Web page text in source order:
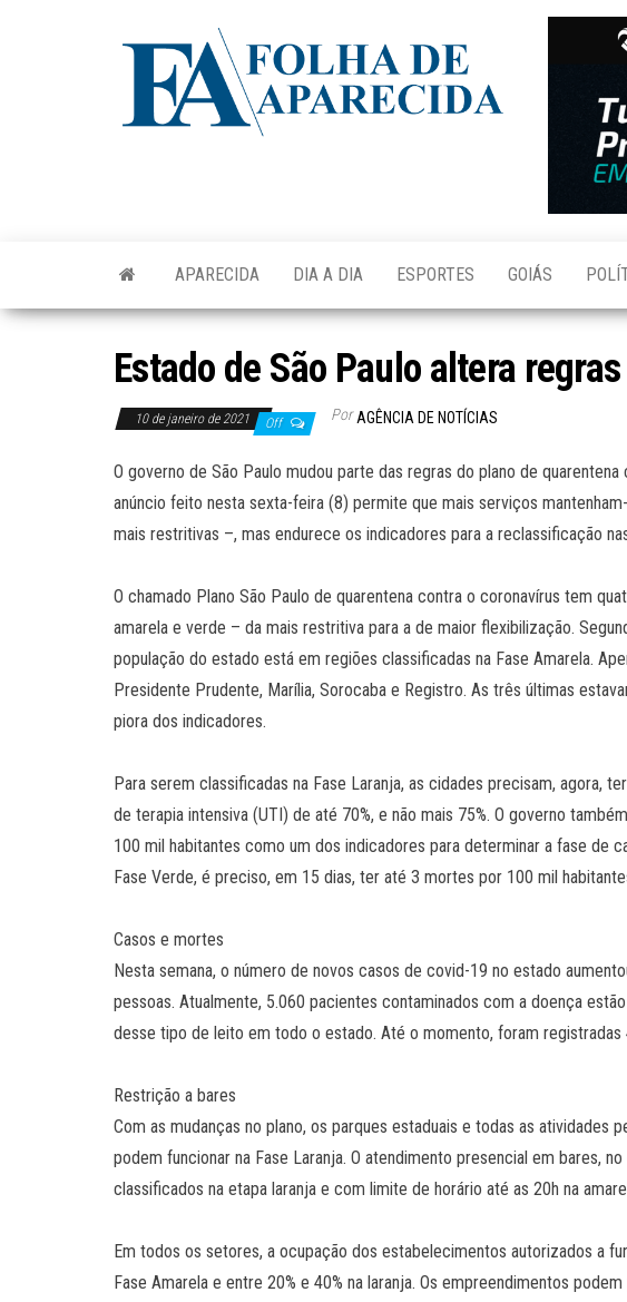
Aparecida
APARECIDA DIA A DIA ESPORTES GOIÁS
Estado de São Paulo altera
10 de janeiro de 2021 Off Por AGÊNCIA DE NOTÍCIAS
O governo de São Paulo mudou parte das regras do plano de
anúncio feito nesta sexta-feira (8) permite que mais serviços
mais restritivas –, mas endurece os indicadores para a reclassificação
O chamado Plano São Paulo de quarentena contra o coronavírus tem
amarela e verde – da mais restritiva para a de maior flexibilização.
população do estado está em regiões classificadas na Fase Amarela.
Presidente Prudente, Marília, Sorocaba e Registro. As três últimas
piora dos indicadores.
Para serem classificadas na Fase Laranja, as cidades precisam, agora,
de terapia intensiva (UTI) de até 70%, e não mais 75%. O governo
100 mil habitantes como um dos indicadores para determinar a fase de
Fase Verde, é preciso, em 15 dias, ter até 3 mortes por 100 mil
Casos e mortes
Nesta semana, o número de novos casos de covid-19 no estado
pessoas. Atualmente, 5.060 pacientes contaminados com a doença
desse tipo de leito em todo o estado. Até o momento, foram
Restrição a bares
Com as mudanças no plano, os parques estaduais e todas as atividades
podem funcionar na Fase Laranja. O atendimento presencial em bares,
classificados na etapa laranja e com limite de horário até as 20h na
Em todos os setores, a ocupação dos estabelecimentos autorizados a
Fase Amarela e entre 20% e 40% na laranja. Os empreendimentos